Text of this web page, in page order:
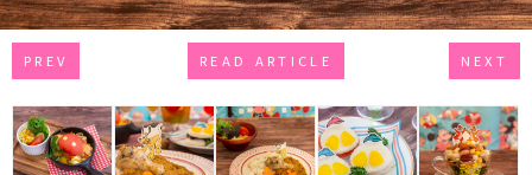
PREV READ ARTICLE NEXT